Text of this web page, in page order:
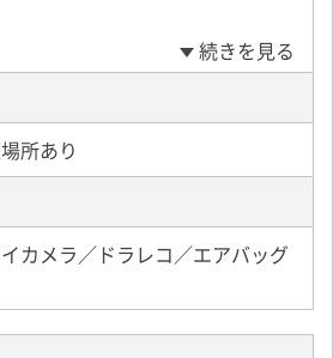
）
続きを見る
所あり
カメラ／ドラレコ／エアバッグ